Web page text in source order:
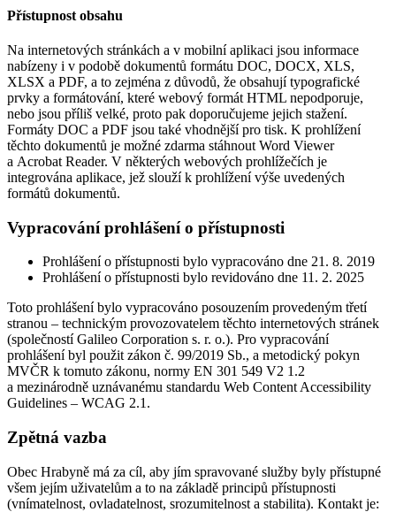
Přístupnost obsahu
Na internetových stránkách a v mobilní aplikaci jsou informace
nabízeny i v podobě dokumentů formátu DOC, DOCX, XLS,
XLSX a PDF, a to zejména z důvodů, že obsahují typografické
prvky a formátování, které webový formát HTML nepodporuje,
nebo jsou příliš velké, proto pak doporučujeme jejich stažení.
Formáty DOC a PDF jsou také vhodnější pro tisk. K prohlížení
těchto dokumentů je možné zdarma stáhnout Word Viewer
a Acrobat Reader. V některých webových prohlížečích je
integrována aplikace, jež slouží k prohlížení výše uvedených
formátů dokumentů.
Vypracování prohlášení o přístupnosti
Prohlášení o přístupnosti bylo vypracováno dne 21. 8. 2019
Prohlášení o přístupnosti bylo revidováno dne 11. 2. 2025
Toto prohlášení bylo vypracováno posouzením provedeným třetí
stranou – technickým provozovatelem těchto internetových stránek
(společností Galileo Corporation s. r. o.). Pro vypracování
prohlášení byl použit zákon č. 99/2019 Sb., a metodický pokyn
MVČR k tomuto zákonu, normy EN 301 549 V2 1.2
a mezinárodně uznávanému standardu Web Content Accessibility
Guidelines – WCAG 2.1.
Zpětná vazba
Obec Hrabyně má za cíl, aby jím spravované služby byly přístupné
všem jejím uživatelům a to na základě principů přístupnosti
(vnímatelnost, ovladatelnost, srozumitelnost a stabilita). Kontakt je: